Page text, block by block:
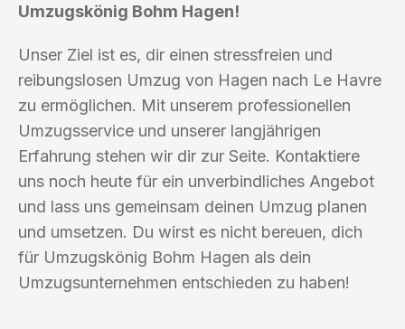
Umzugskönig Bohm Hagen!
Unser Ziel ist es, dir einen stressfreien und
reibungslosen Umzug von Hagen nach Le Havre
zu ermöglichen. Mit unserem professionellen
Umzugsservice und unserer langjährigen
Erfahrung stehen wir dir zur Seite. Kontaktiere
uns noch heute für ein unverbindliches Angebot
und lass uns gemeinsam deinen Umzug planen
und umsetzen. Du wirst es nicht bereuen, dich
für Umzugskönig Bohm Hagen als dein
Umzugsunternehmen entschieden zu haben!